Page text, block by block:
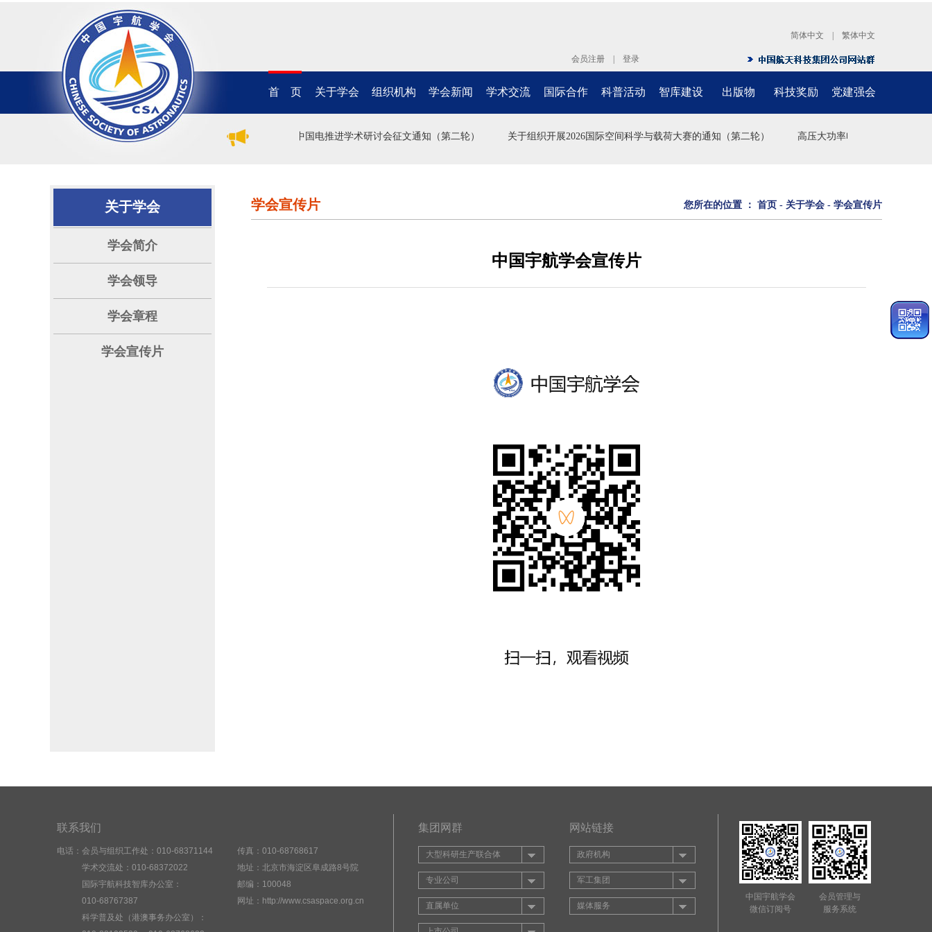
简体中文 繁体中文
会员注册 登录
首 页 关于学会 组织机构 学会新闻 学术交流 国际合作 科普活动 智库建设 出版物 科技奖励 党建强会
2026年（第二十一届）中国电推进学术研讨会征文通知（第二轮） 关于组织开展2026国际空间科学与载荷大赛的通知（第二轮） 高压大功率电力传输载流摩擦
关于学会
学会简介
学会领导
学会章程
学会宣传片
学会宣传片 您所在的位置 ： 首页 - 关于学会 - 学会宣传片
中国宇航学会宣传片
联系我们
电话：会员与组织工作处：010-68371144
学术交流处：010-68372022
国际宇航科技智库办公室：
010-68767387
科学普及处（港澳事务办公室）：
传真：010-68768617
地址：北京市海淀区阜成路8号院
邮编：100048
网址：http://www.csaspace.org.cn
集团网群
大型科研生产联合体
专业公司
直属单位
网站链接
政府机构
军工集团
媒体服务
中国宇航学会
微信订阅号
会员管理与
服务系统